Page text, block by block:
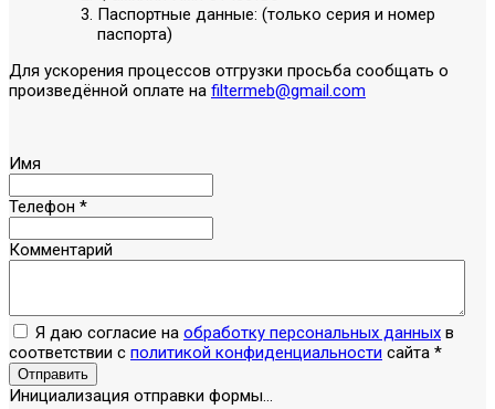
Паспортные данные: (только серия и номер
паспорта)
Для ускорения процессов отгрузки просьба сообщать о
произведённой оплате на filtermeb@gmail.com
Имя
Телефон *
Комментарий
Я даю согласие на обработку персональных данных в
соответствии с политикой конфиденциальности сайта *
Отправить
Инициализация отправки формы...